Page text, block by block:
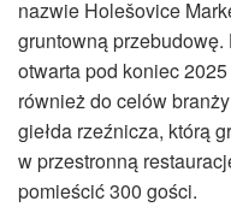
nazwie Holešovice
gruntowną
otwarta pod koniec
również do celów
giełda rzeźnicza, którą
w przestronną
pomieścić 300 gości.